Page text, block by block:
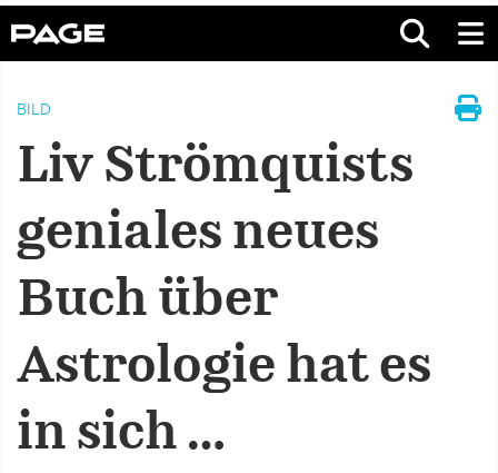
BILD
Liv Strömquists
geniales neues
Buch über
Astrologie hat es
in sich …